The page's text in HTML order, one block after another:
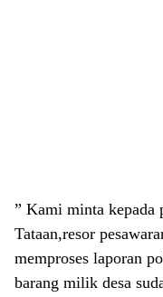
” Kami minta kepada
Tataan,resor
memproses laporan
barang milik desa